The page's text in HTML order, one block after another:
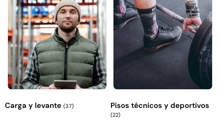
Carga y levante (37) Pisos técnicos y deportivos
(22)